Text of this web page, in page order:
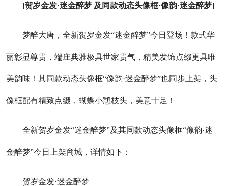
[贺岁金发·迷金醉梦 及同款动态头像框·像韵·迷金醉梦]
梦醉大唐，全新贺岁金发“迷金醉梦”今日登场！款式华
丽彰显尊贵，端庄典雅极具世家贵气，精美发饰点缀更具唯
美韵味！其同款动态头像框“像韵·迷金醉梦”也同步上架，头
像框配有精致点缀，蝴蝶小憩枝头，美意十足！
全新贺岁金发“迷金醉梦”及其同款动态头像框“像韵·迷
金醉梦”今日上架商城，详情如下：
贺岁金发·迷金醉梦